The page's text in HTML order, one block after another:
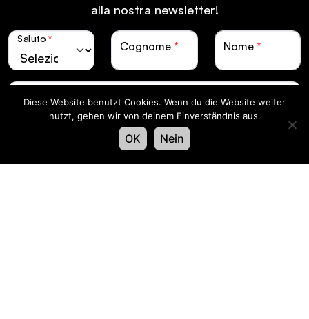
alla nostra newsletter!
Saluto *
Cognome * Nome *
Accedi
Diese Website benutzt Cookies. Wenn du die Website weiter
nutzt, gehen wir von deinem Einverständnis aus.
OK Nein